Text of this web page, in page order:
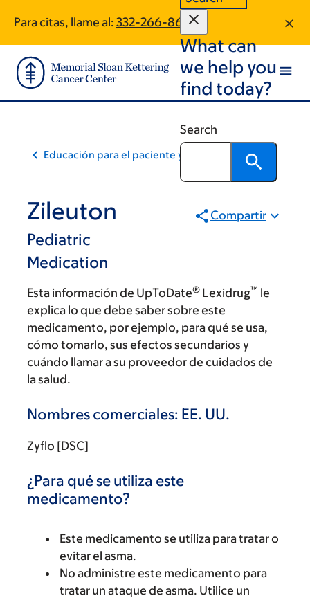
main
content
footer
Para citas, llame al: 332-266-8641
What can
we help you
find today?
Search
Educación para el paciente y la comunidad
Zileuton
Pediatric
Medication
Compartir
Esta información de UpToDate® Lexidrug™ le
explica lo que debe saber sobre este
medicamento, por ejemplo, para qué se usa,
cómo tomarlo, sus efectos secundarios y
cuándo llamar a su proveedor de cuidados de
la salud.
Nombres comerciales: EE. UU.
Zyflo [DSC]
¿Para qué se utiliza este
medicamento?
Este medicamento se utiliza para tratar o
evitar el asma.
No administre este medicamento para
tratar un ataque de asma. Utilice un